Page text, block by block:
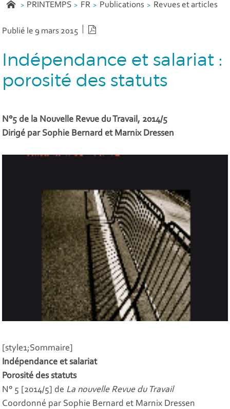
PRINTEMPS FR Publications Revues et articles
Publié le 9 mars 2015
Indépendance et salariat :
porosité des statuts
N°5 de la Nouvelle Revue du Travail, 2014/5
Dirigé par Sophie Bernard et Marnix Dressen
[style1;Sommaire]
Indépendance et salariat
Porosité des statuts
N° 5 [2014/5] de La nouvelle Revue du Travail
Coordonné par Sophie Bernard et Marnix Dressen